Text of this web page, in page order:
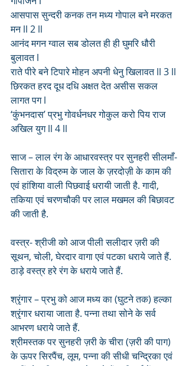
आसपास सुन्दरी कनक तन मध्य गोपाल बने मरकत
मन ll 2 ll
आनंद मगन ग्वाल सब डोलत ही ही घुमरि धौरी
बुलावत l
राते पीरे बने टिपारे मोहन अपनी धेनु खिलावत ll 3 ll
छिरकत हरद दूध दधि अक्षत देत असीस सकल
लागत पग l
‘कुंभनदास’ प्रभु गोवर्धनधर गोकुल करो पिय राज
अखिल युग ll 4 ll
साज – लाल रंग के आधारवस्त्र पर सुनहरी सीलमाँ-
सितारा के विद्रुम के जाल के ज़रदोज़ी के काम की
एवं हांशिया वाली पिछवाई धरायी जाती है. गादी,
तकिया एवं चरणचौकी पर लाल मखमल की बिछावट
की जाती है.
वस्त्र- श्रीजी को आज पीली सलीदार ज़री की
सूथन, चोली, घेरदार वागा एवं पटका धराये जाते हैं.
ठाड़े वस्त्र हरे रंग के धराये जाते हैं.
श्रृंगार – प्रभु को आज मध्य का (घुटने तक) हल्का
श्रृंगार धराया जाता है. पन्ना तथा सोने के सर्व
आभरण धराये जाते हैं.
श्रीमस्तक पर सुनहरी ज़री के चीरा (ज़री की पाग)
के ऊपर सिरपैंच, लूम, पन्ना की सीधी चन्द्रिका एवं